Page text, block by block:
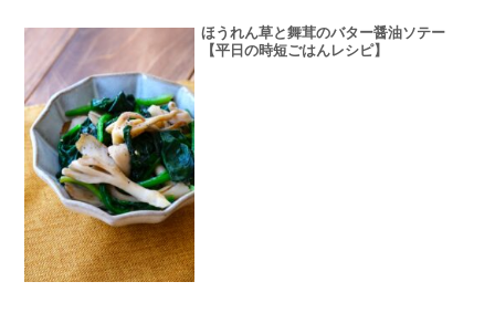
ほうれん草と舞茸のバター醤油ソテー
【平日の時短ごはんレシピ】